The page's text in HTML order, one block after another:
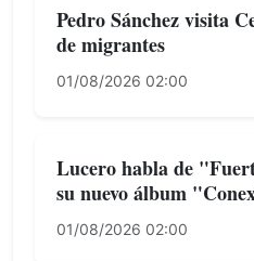
Pedro Sánchez visita
de migrantes
01/08/2026 02:00
Lucero habla de
su nuevo álbum
01/08/2026 02:00